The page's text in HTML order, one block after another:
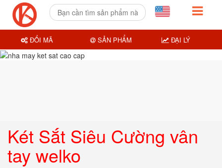
Két Sắt Siêu Cường vân
tay welko
ĐỔI MÃ SẢN PHẨM ĐẠI LÝ